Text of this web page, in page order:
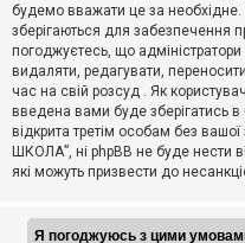
ш
у
Д
о
п
о
м
будемо вважати це за необхідне.
зберігаються для забезпечення
погоджуєтесь, що
видаляти, редагувати,
час на свій розсуд . Як
введена вами буде зберігатись
відкрита третім особам без
ШКОЛА”, ні phpBB не буде нести
які можуть призвести до